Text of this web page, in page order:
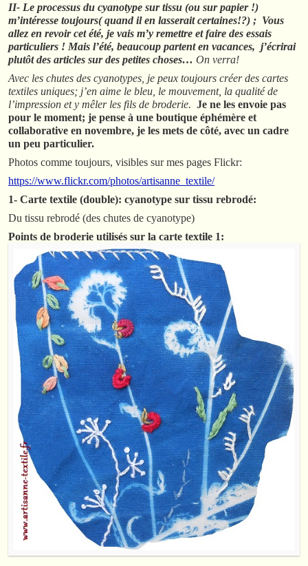
II- Le processus du cyanotype sur tissu (ou sur papier !)
m’intéresse toujours( quand il en lasserait certaines!?) ; Vous
allez en revoir cet été, je vais m’y remettre et faire des essais
particuliers ! Mais l’été, beaucoup partent en vacances, j’écrirai
plutôt des articles sur des petites choses… On verra!
Avec les chutes des cyanotypes, je peux toujours créer des cartes
textiles uniques; j’en aime le bleu, le mouvement, la qualité de
l’impression et y mêler les fils de broderie. Je ne les envoie pas
pour le moment; je pense à une boutique éphémère et
collaborative en novembre, je les mets de côté, avec un cadre
un peu particulier.
Photos comme toujours, visibles sur mes pages Flickr:
https://www.flickr.com/photos/artisanne_textile/
1- Carte textile (double): cyanotype sur tissu rebrodé:
Du tissu rebrodé (des chutes de cyanotype)
Points de broderie utilisés sur la carte textile 1: